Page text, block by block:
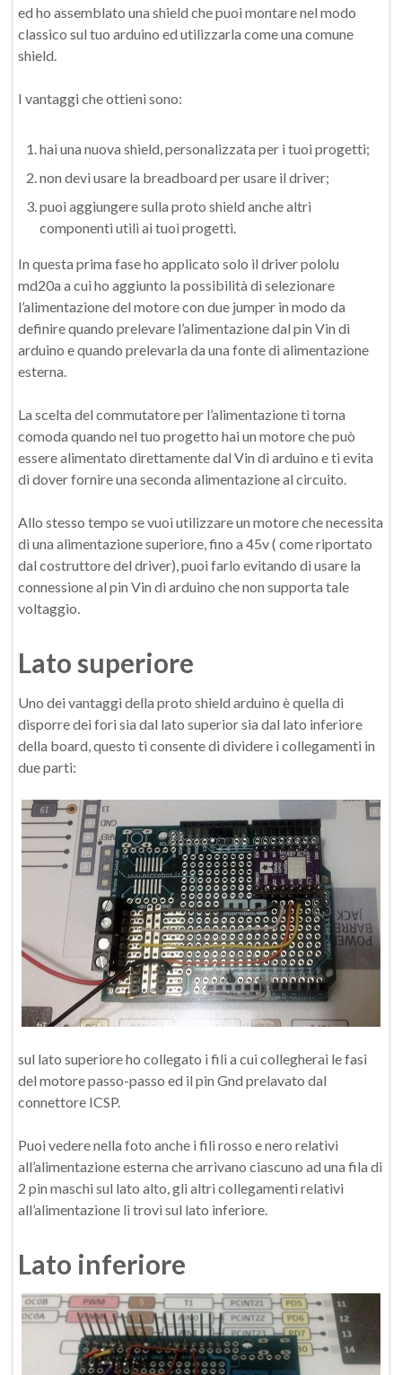
ed ho assemblato una shield che puoi montare nel modo
classico sul tuo arduino ed utilizzarla come una comune
shield.
I vantaggi che ottieni sono:
hai una nuova shield, personalizzata per i tuoi progetti;
non devi usare la breadboard per usare il driver;
puoi aggiungere sulla proto shield anche altri
componenti utili ai tuoi progetti.
In questa prima fase ho applicato solo il driver pololu
md20a a cui ho aggiunto la possibilità di selezionare
l’alimentazione del motore con due jumper in modo da
definire quando prelevare l’alimentazione dal pin Vin di
arduino e quando prelevarla da una fonte di alimentazione
esterna.
La scelta del commutatore per l’alimentazione ti torna
comoda quando nel tuo progetto hai un motore che può
essere alimentato direttamente dal Vin di arduino e ti evita
di dover fornire una seconda alimentazione al circuito.
Allo stesso tempo se vuoi utilizzare un motore che necessita
di una alimentazione superiore, fino a 45v ( come riportato
dal costruttore del driver), puoi farlo evitando di usare la
connessione al pin Vin di arduino che non supporta tale
voltaggio.
Lato superiore
Uno dei vantaggi della proto shield arduino è quella di
disporre dei fori sia dal lato superior sia dal lato inferiore
della board, questo ti consente di dividere i collegamenti in
due parti:
sul lato superiore ho collegato i fili a cui collegherai le fasi
del motore passo-passo ed il pin Gnd prelavato dal
connettore ICSP.
Puoi vedere nella foto anche i fili rosso e nero relativi
all’alimentazione esterna che arrivano ciascuno ad una fila di
2 pin maschi sul lato alto, gli altri collegamenti relativi
all’alimentazione li trovi sul lato inferiore.
Lato inferiore